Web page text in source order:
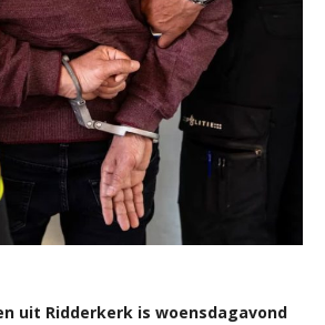
uit Ridderkerk is woensdagavond